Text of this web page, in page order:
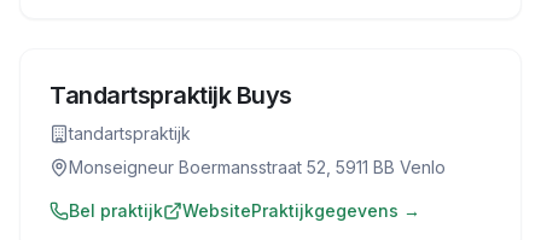
Tandartspraktijk Buys
tandartspraktijk
Monseigneur Boermansstraat 52, 5911 BB Venlo
Bel praktijk WebsitePraktijkgegevens →